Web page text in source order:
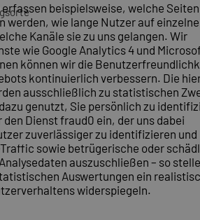
beispielsweise, welche
werden, wie lange Nutzer auf
Kanäle sie zu uns gelangen. Wir
wie Google Analytics 4 und
können wir die
kontinuierlich verbessern. Die
ausschließlich zu statistischen
genutzt, Sie persönlich zu
Dienst fraud0 ein, der uns dabei
zuverlässiger zu identifizieren und
sowie betrügerische oder
auszuschließen – so
Auswertungen ein
widerspiegeln.